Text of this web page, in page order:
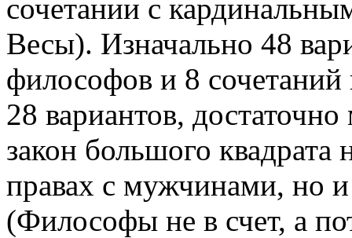
сочетании с
Весы). Изначально 48
философов и 8 сочетаний
28 вариантов,
закон большого
правах с мужчинами, но
(Философы не в счет, а